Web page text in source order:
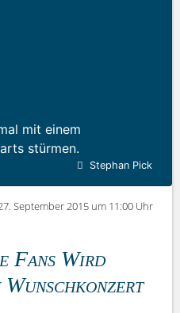
mit einem
stürmen.
Stephan Pick
September 2015 um 11:00 Uhr
Fans Wird
Wunschkonzert